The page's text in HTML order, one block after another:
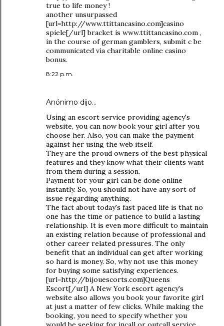
true to life money !
another unsurpassed
[url=http://www.ttittancasino.com]casino
spiele[/url] bracket is www.ttittancasino.com ,
in the course of german gamblers, submit c be
communicated via charitable online casino
bonus.
8:22 p.m.
Anónimo dijo…
Using an escort service providing agency's
website, you can now book your girl after you
choose her. Also, you can make the payment
against her using the web itself.
They are the proud owners of the best physical
features and they know what their clients want
from them during a session.
Payment for your girl can be done online
instantly. So, you should not have any sort of
issue regarding anything.
The fact about today's fast paced life is that no
one has the time or patience to build a lasting
relationship. It is even more difficult to maintain
an existing relation because of professional and
other career related pressures. The only
benefit that an individual can get after working
so hard is money. So, why not use this money
for buying some satisfying experiences.
[url=http://bijouescorts.com]Queens
Escort[/url] A New York escort agency's
website also allows you book your favorite girl
at just a matter of few clicks. While making the
booking, you need to specify whether you